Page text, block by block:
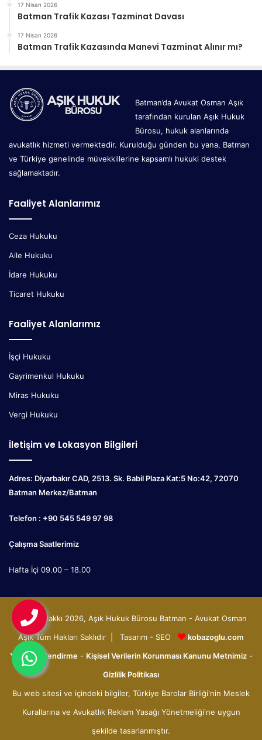
17 Nisan 2026
Batman Trafik Kazası Tazminat Davası
17 Nisan 2026
Batman Trafik Kazasında Manevi Tazminat Alınır mı?
Batman’da Avukat Osman Aşık
tarafından kurulan Aşık Hukuk
Bürosu, hukuk alanlarında
avukatlık hizmeti vermektedir. Kurulduğu günden bu yana, Batman
ve Türkiye genelinde müvekkillerine kapsamlı hukuki destek
sağlamaktadır.
Faaliyet Alanlarımız
Ceza Hukuku
Aile Hukuku
İdare Hukuku
Ticaret Hukuku
Faaliyet Alanlarımız
İşçi Hukuku
Gayrimenkul Hukuku
Miras Hukuku
Vergi Hukuku
İletişim ve Lokasyon Bilgileri
Adres: Diyarbakır CAD, 2513. Sk. Babil Plaza Kat:5 No:42, 72070
Batman Merkez/Batman
Telefon : +90 545 549 97 98
Çalışma Saatlerimiz
Hafta İçi 09.00 – 18.00
© Telif Hakkı 2026, Aşık Hukuk Bürosu Batman - Avukat Osman
Aşık Tüm Hakları Saklıdır | Tasarım - SEO
kobazoglu.com
Yasal Bilgilendirme- Kişisel Verilerin Korunması Kanunu Metnimiz-
Gizlilik Politikası
Bu web sitesi ve içindeki bilgiler, Türkiye Barolar Birliği'nin Meslek
Kurallarına ve Avukatlık Reklam Yasağı Yönetmeliği'ne uygun
şekilde tasarlanmıştır.